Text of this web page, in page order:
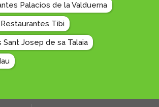
Palacios de la Valduerna
Restaurantes Tibi
Sant Josep de sa Talaia